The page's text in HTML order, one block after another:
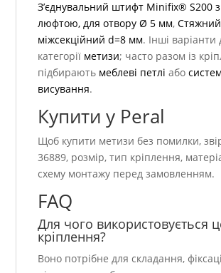
З’єднувальний штифт Minifix® S200
люфтою, для отвору Ø 5 мм,
міжсекційний d=8 мм. Інші варіанти
категорії метизи; часто разом із
підбирають меблеві петлі або
висування.
Купити у Peral
Щоб купити метизи без помилки,
36889, розмір, тип кріплення,
схему монтажу перед замовленням.
FAQ
Для чого використовується
кріплення?
Воно потрібне для складання,